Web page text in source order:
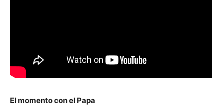
El momento con el Papa